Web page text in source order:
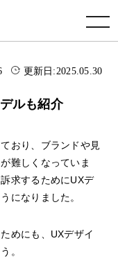
toggle navigation
更新日:2025.05.30
ルも紹介
おり、ブランドや見
難しくなっていま
求するためにUXデ
になりました。
めにも、UXデザイ
。